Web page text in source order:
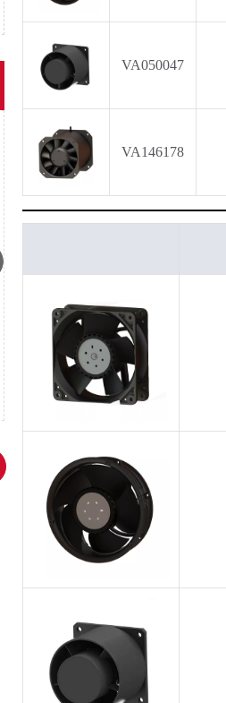
VA050047
VA146178